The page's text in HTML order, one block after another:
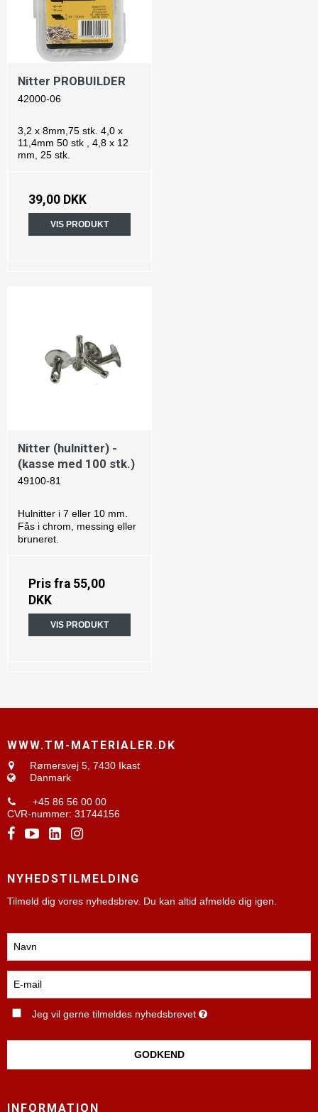
Nitter PROBUILDER
42000-06
3,2 x 8mm,75 stk. 4,0 x
11,4mm 50 stk , 4,8 x 12
mm, 25 stk.
39,00 DKK
VIS PRODUKT
Nitter (hulnitter) -
(kasse med 100 stk.)
49100-81
Hulnitter i 7 eller 10 mm.
Fås i chrom, messing eller
bruneret.
Pris fra 55,00
DKK
VIS PRODUKT
WWW.TM-MATERIALER.DK
Rømersvej 5, 7430 Ikast
Danmark
+45 86 56 00 00
CVR-nummer: 31744156
NYHEDSTILMELDING
Tilmeld dig vores nyhedsbrev. Du kan altid afmelde dig igen.
Jeg vil gerne tilmeldes nyhedsbrevet
GODKEND
INFORMATION